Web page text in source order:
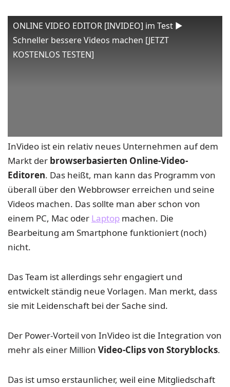
ONLINE VIDEO EDITOR [INVIDEO] im Test ▶️
Schneller bessere Videos machen [JETZT
KOSTENLOS TESTEN]
InVideo ist ein relativ neues Unternehmen auf dem
Markt der browserbasierten Online-Video-
Editoren. Das heißt, man kann das Programm von
überall über den Webbrowser erreichen und seine
Videos machen. Das sollte man aber schon von
einem PC, Mac oder Laptop machen. Die
Bearbeitung am Smartphone funktioniert (noch)
nicht.
Das Team ist allerdings sehr engagiert und
entwickelt ständig neue Vorlagen. Man merkt, dass
sie mit Leidenschaft bei der Sache sind.
Der Power-Vorteil von InVideo ist die Integration von
mehr als einer Million Video-Clips von Storyblocks.
Das ist umso erstaunlicher, weil eine Mitgliedschaft